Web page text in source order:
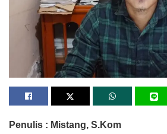
Penulis : Mistang, S.Kom